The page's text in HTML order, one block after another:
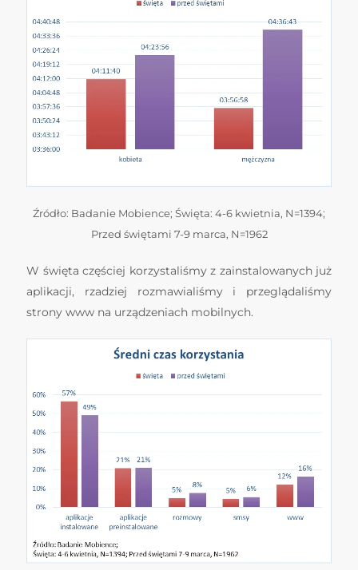
Źródło: Badanie Mobience; Święta: 4-6 kwietnia, N=1394;
Przed świętami 7-9 marca, N=1962
W święta częściej korzystaliśmy z zainstalowanych już
aplikacji, rzadziej rozmawialiśmy i przeglądaliśmy
strony www na urządzeniach mobilnych.